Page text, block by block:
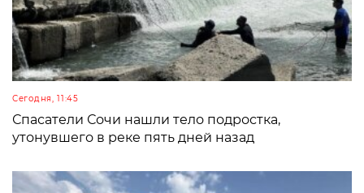
Сегодня, 11:45
Спасатели Сочи нашли тело подростка,
утонувшего в реке пять дней назад